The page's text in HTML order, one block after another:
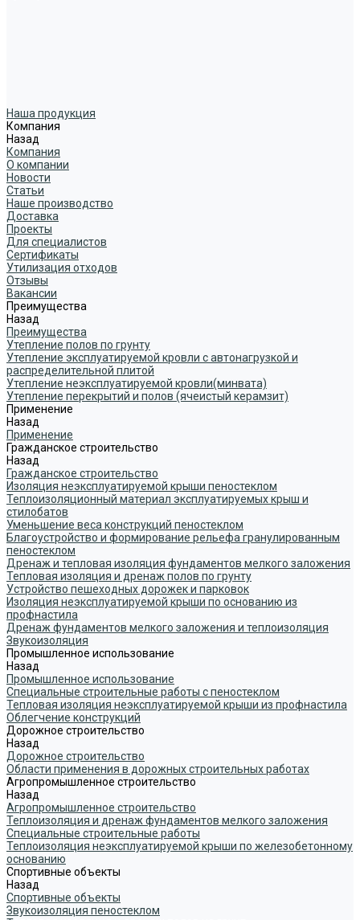
Наша продукция
Компания
Назад
Компания
О компании
Новости
Статьи
Наше производство
Доставка
Проекты
Для специалистов
Сертификаты
Утилизация отходов
Отзывы
Вакансии
Преимущества
Назад
Преимущества
Утепление полов по грунту
Утепление эксплуатируемой кровли с автонагрузкой и
распределительной плитой
Утепление неэксплуатируемой кровли(минвата)
Утепление перекрытий и полов (ячеистый керамзит)
Применение
Назад
Применение
Гражданское строительство
Назад
Гражданское строительство
Изоляция неэксплуатируемой крыши пеностеклом
Теплоизоляционный материал эксплуатируемых крыш и
стилобатов
Уменьшение веса конструкций пеностеклом
Благоустройство и формирование рельефа гранулированным
пеностеклом
Дренаж и тепловая изоляция фундаментов мелкого заложения
Тепловая изоляция и дренаж полов по грунту
Устройство пешеходных дорожек и парковок
Изоляция неэксплуатируемой крыши по основанию из
профнастила
Дренаж фундаментов мелкого заложения и теплоизоляция
Звукоизоляция
Промышленное использование
Назад
Промышленное использование
Специальные строительные работы с пеностеклом
Тепловая изоляция неэксплуатируемой крыши из профнастила
Облегчение конструкций
Дорожное строительство
Назад
Дорожное строительство
Области применения в дорожных строительных работах
Агропромышленное строительство
Назад
Агропромышленное строительство
Теплоизоляция и дренаж фундаментов мелкого заложения
Специальные строительные работы
Теплоизоляция неэксплуатируемой крыши по железобетонному
основанию
Спортивные объекты
Назад
Спортивные объекты
Звукоизоляция пеностеклом